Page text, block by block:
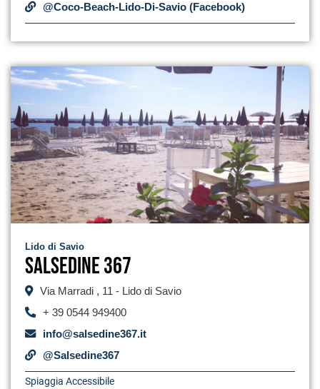
@Coco-Beach-Lido-Di-Savio (Facebook)
Lido di Savio
Salsedine 367
Via Marradi , 11 - Lido di Savio
+ 39 0544 949400
info@salsedine367.it
@Salsedine367
Spiaggia Accessibile